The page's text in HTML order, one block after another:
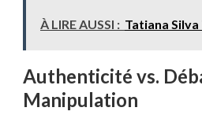
À LIRE AUSSI : Tatiana Silva
Authenticité vs.
Manipulation